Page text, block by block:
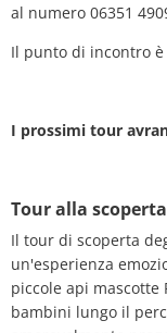
al numero 06351
Il punto di incontro
I prossimi tour
Tour alla
Il tour di scoperta
un'esperienza
piccole api mascotte
bambini lungo il